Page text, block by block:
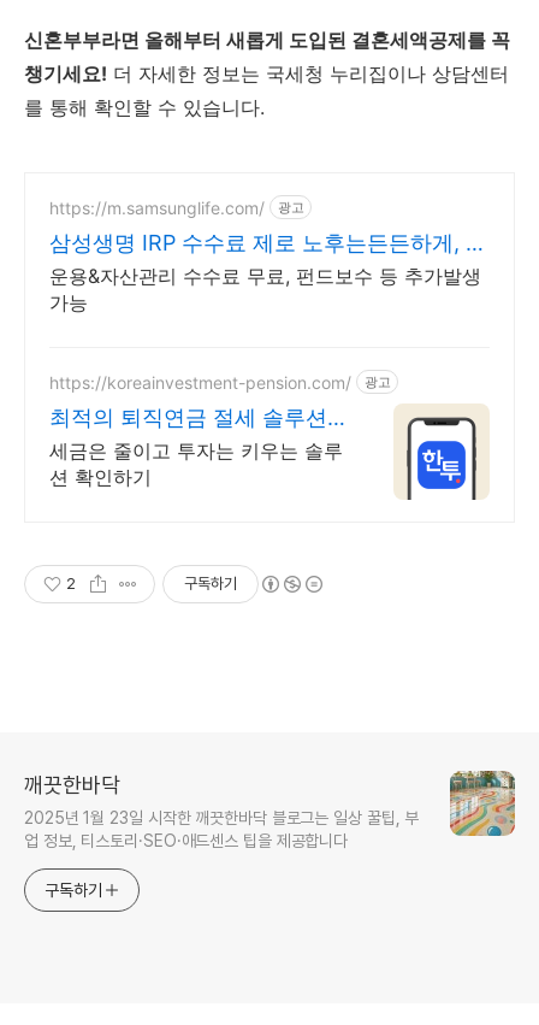
신혼부부라면 올해부터 새롭게 도입된 결혼세액공제를 꼭
챙기세요! 더 자세한 정보는 국세청 누리집이나 상담센터
를 통해 확인할 수 있습니다.
https://m.samsunglife.com/ 광고
삼성생명 IRP 수수료 제로 노후는든든하게, 실
속은제대로
운용&자산관리 수수료 무료, 펀드보수 등 추가발생
가능
https://koreainvestment-pension.com/ 광고
최적의 퇴직연금 절세 솔루션
최대 148.5만원 절세
세금은 줄이고 투자는 키우는 솔루
션 확인하기
2 구독하기
깨끗한바닥
2025년 1월 23일 시작한 깨끗한바닥 블로그는 일상 꿀팁, 부
업 정보, 티스토리·SEO·애드센스 팁을 제공합니다
구독하기